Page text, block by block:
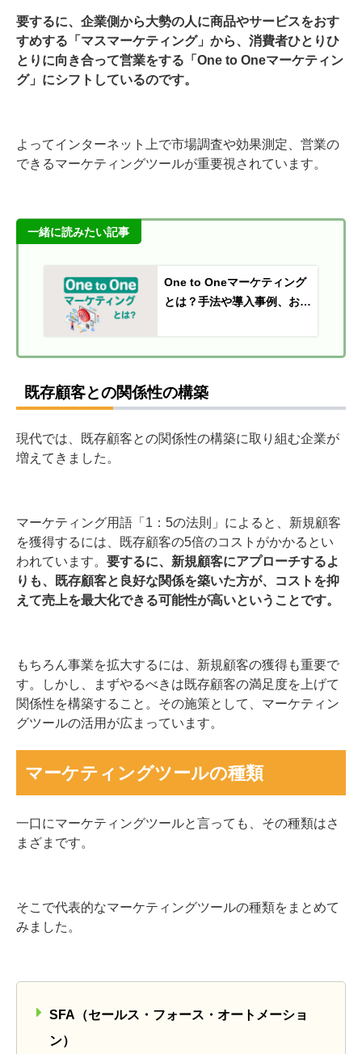
要するに、企業側から大勢の人に商品やサービスをおす
すめする「マスマーケティング」から、消費者ひとりひ
とりに向き合って営業をする「One to Oneマーケティン
グ」にシフトしているのです。
よってインターネット上で市場調査や効果測定、営業の
できるマーケティングツールが重要視されています。
一緒に読みたい記事
One to Oneマーケティング
とは？手法や導入事例、おす
既存顧客との関係性の構築
現代では、既存顧客との関係性の構築に取り組む企業が
増えてきました。
マーケティング用語「1：5の法則」によると、新規顧客
を獲得するには、既存顧客の5倍のコストがかかるとい
われています。 要するに、新規顧客にアプローチするよ
りも、既存顧客と良好な関係を築いた方が、コストを抑
えて売上を最大化できる可能性が高いということです。
もちろん事業を拡大するには、新規顧客の獲得も重要で
す。しかし、まずやるべきは既存顧客の満足度を上げて
関係性を構築すること。その施策として、マーケティン
グツールの活用が広まっています。
マーケティングツールの種類
一口にマーケティングツールと言っても、その種類はさ
まざまです。
そこで代表的なマーケティングツールの種類をまとめて
みました。
SFA（セールス・フォース・オートメーショ
ン）